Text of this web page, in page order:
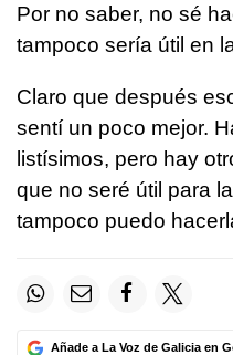
Por no saber, no sé
tampoco sería útil en
Claro que después
sentí un poco mejor.
listísimos, pero hay
que no seré útil para
tampoco puedo
Añade a La Voz de Galicia en